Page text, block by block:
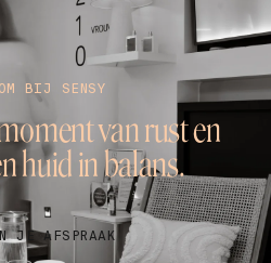
BIJ SENSY
van rust en
huid in balans.
JE AFSPRAAK